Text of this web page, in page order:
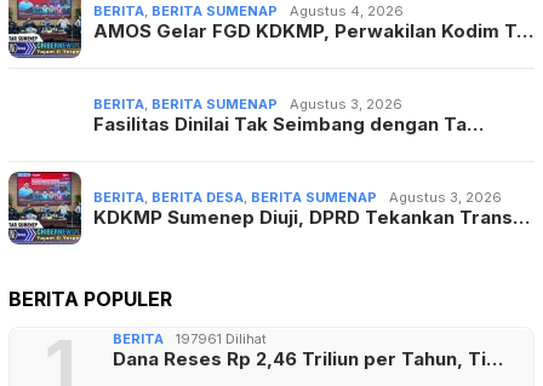
BERITA, BERITA SUMENAP Agustus 4, 2026
AMOS Gelar FGD KDKMP, Perwakilan Kodim T…
BERITA, BERITA SUMENAP Agustus 3, 2026
Fasilitas Dinilai Tak Seimbang dengan Ta…
BERITA, BERITA DESA, BERITA SUMENAP Agustus 3, 2026
KDKMP Sumenep Diuji, DPRD Tekankan Trans…
BERITA POPULER
1 BERITA 197961 Dilihat
Dana Reses Rp 2,46 Triliun per Tahun, Ti…